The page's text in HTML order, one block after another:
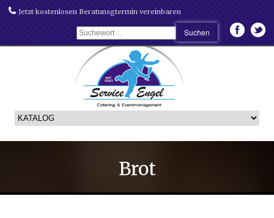
Jetzt kostenlosen Beratunsgtermin vereinbaren
Brot